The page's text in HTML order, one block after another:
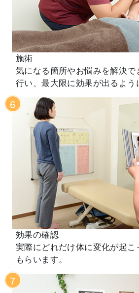
施術
気になる箇所やお悩みを解決で
行い、最大限に効果が出るよう
6
効果の確認
実際にどれだけ体に変化が起こ
もらいます。
7